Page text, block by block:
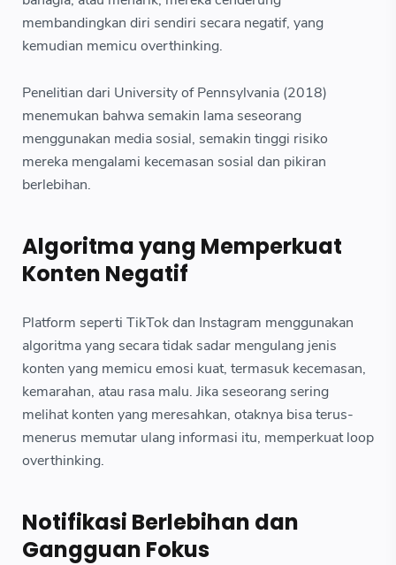
membandingkan diri sendiri secara negatif, yang
kemudian memicu overthinking.
Penelitian dari University of Pennsylvania (2018)
menemukan bahwa semakin lama seseorang
menggunakan media sosial, semakin tinggi risiko
mereka mengalami kecemasan sosial dan pikiran
berlebihan.
Algoritma yang Memperkuat
Konten Negatif
Platform seperti TikTok dan Instagram menggunakan
algoritma yang secara tidak sadar mengulang jenis
konten yang memicu emosi kuat, termasuk kecemasan,
kemarahan, atau rasa malu. Jika seseorang sering
melihat konten yang meresahkan, otaknya bisa terus-
menerus memutar ulang informasi itu, memperkuat loop
overthinking.
Notifikasi Berlebihan dan
Gangguan Fokus